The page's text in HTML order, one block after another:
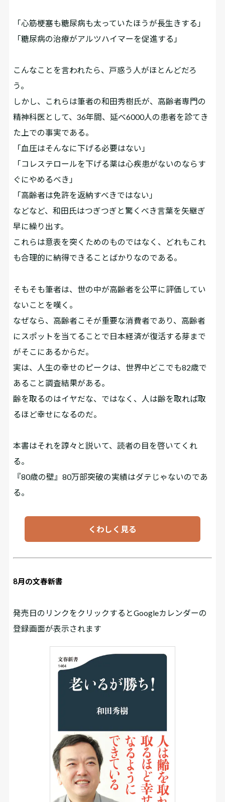
「心筋梗塞も糖尿病も太っていたほうが長生きする」
「糖尿病の治療がアルツハイマーを促進する」
こんなことを言われたら、戸惑う人がほとんどだろ
う。
しかし、これらは筆者の和田秀樹氏が、高齢者専門の
精神科医として、36年間、延べ6000人の患者を診てき
た上での事実である。
「血圧はそんなに下げる必要はない」
「コレステロールを下げる薬は心疾患がないのならす
ぐにやめるべき」
「高齢者は免許を返納すべきではない」
などなど、和田氏はつぎつぎと驚くべき言葉を矢継ぎ
早に繰り出す。
これらは意表を突くためのものではなく、どれもこれ
も合理的に納得できることばかりなのである。
そもそも筆者は、世の中が高齢者を公平に評価してい
ないことを嘆く。
なぜなら、高齢者こそが重要な消費者であり、高齢者
にスポットを当てることで日本経済が復活する芽まで
がそこにあるからだ。
実は、人生の幸せのピークは、世界中どこでも82歳で
あること調査結果がある。
齢を取るのはイヤだな、ではなく、人は齢を取れば取
るほど幸せになるのだ。
本書はそれを諄々と説いて、読者の目を啓いてくれ
る。
『80歳の壁』――80万部突破の実績はダテじゃないのであ
る。
くわしく見る
8月の文春新書
発売日のリンクをクリックするとGoogleカレンダーの
登録画面が表示されます